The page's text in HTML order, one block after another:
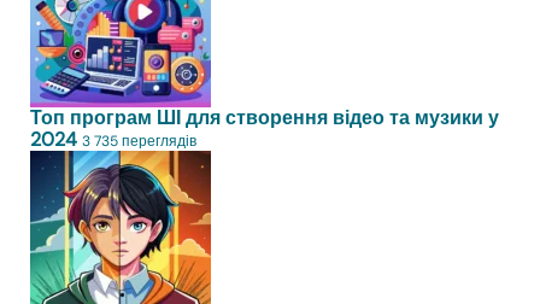
Топ програм ШІ для створення відео та музики у
2024 3 735 переглядів